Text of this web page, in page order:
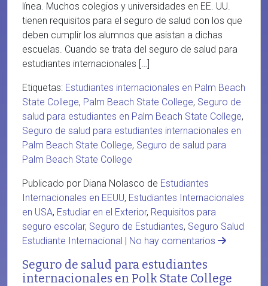
línea. Muchos colegios y universidades en EE. UU.
tienen requisitos para el seguro de salud con los que
deben cumplir los alumnos que asistan a dichas
escuelas. Cuando se trata del seguro de salud para
estudiantes internacionales […]
Etiquetas: Estudiantes internacionales en Palm Beach
State College, Palm Beach State College, Seguro de
salud para estudiantes en Palm Beach State College,
Seguro de salud para estudiantes internacionales en
Palm Beach State College, Seguro de salud para
Palm Beach State College
Publicado por Diana Nolasco de Estudiantes
Internacionales en EEUU, Estudiantes Internacionales
en USA, Estudiar en el Exterior, Requisitos para
seguro escolar, Seguro de Estudiantes, Seguro Salud
Estudiante Internacional | No hay comentarios
Seguro de salud para estudiantes
internacionales en Polk State College